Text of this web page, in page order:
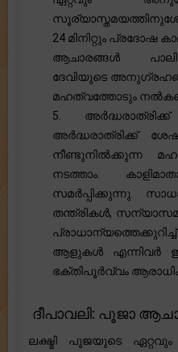
24 മിനിറ്റും പ്രദോഷ
ആചാരങ്ങൾ
ദേവിയുടെ
മഹത്വത്തോടും
5. അർദ്ധരാത്രിക്ക്
അർദ്ധരാത്രിക്ക്
നീണ്ടുനിൽക്കുന്ന
നടത്താം.
സമർപ്പിക്കുന്നു.
തന്ത്രികൾ,
ആളുകൾ എന്നിവർ ഈ
ഭക്തിപൂർവ്വം
ദീപാവലി: പൂജാ
ലക്ഷ്മി പൂജയുടെ